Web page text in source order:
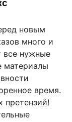
новым
много и
все нужные
материалы
время.
претензий!